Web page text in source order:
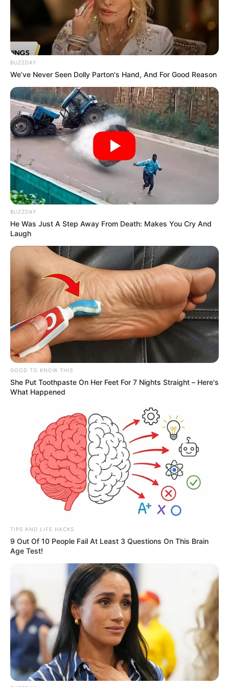
De hecho, solo Patronato -equipo de la segunda división
de Argentina, que jugó ante Nacional en fase de grupos-
tenía un plantel menos costoso que el de Pereira en
Libertadores, los otros 30 equipos participantes en fase
Le puede interesar:Los memes castigan sin piedad al
América y a Lucas González tras la derrota ante Junior
Ahora, Deportivo Pereira se alista para afrontar la vuelta
de cuartos de final de la Copa Libertadores en Sao Paulo,
el duelo está programado para el miércoles 30 de agosto.
COMPARTIR
ALERTA BOGOTÁ EN GOOGLE NEWS
ALERTA PAISA DEPORTIVO PEREIRA
PALMEIRAS
COPA LIBERTADORES
FÚTBOL COLOMBIANO
DEPORTES
MEMES NOTICIAS
MANTÉNGASE EN ALERTA
Tenemos todas las noticias que le
interesan. Para estar bien informado, por
favor, active las notificaciones de Alerta.
TEMAS DESTACADOS
EMERGENCIAS POR LLUVIAS
METRO DE MEDELLÍN
ELECCIONES PRESIDENCIALES
MARINILLA - ANTIOQUIA
EPM
BUZZDAY
We’ve Never Seen Dolly Parton's Hand, And For Good Reason
BUZZDAY
He Was Just A Step Away From Death: Makes You Cry And
Laugh
GOOD TO KNOW THIS
She Put Toothpaste On Her Feet For 7 Nights Straight – Here's
What Happened
TIPS AND LIFE HACKS
9 Out Of 10 People Fail At Least 3 Questions On This Brain
Age Test!